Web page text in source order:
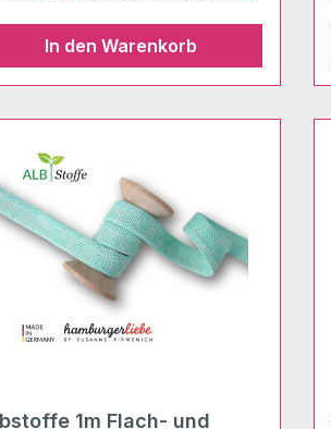
In den Warenkorb
1m Flach- und